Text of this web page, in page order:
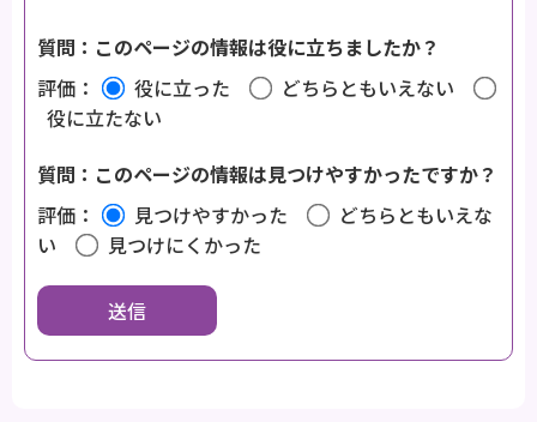
質問：このページの情報は役に立ちましたか？
評価：
役に立った
どちらともいえない
役に立たない
質問：このページの情報は見つけやすかったですか？
評価：
見つけやすかった
どちらともいえな
い
見つけにくかった